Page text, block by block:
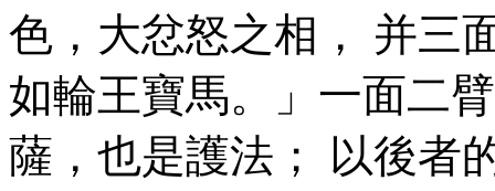
色，大忿怒之相， 并三
如輪王寶馬。」一面二
薩，也是護法； 以後者